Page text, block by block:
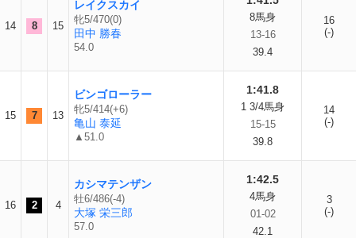
14 8 15
レイクスカイ
牝5/470(0)
田中 勝春
54.0
8馬身
13-16
39.4
16
(-)
15 7 13
ビンゴローラー
牝5/414(+6)
亀山 泰延
▲51.0
1:41.8
1 3/4馬身
15-15
39.8
14
(-)
16 2 4
カシマテンザン
牡6/486(-4)
大塚 栄三郎
57.0
1:42.5
4馬身
01-02
42.1
3
(-)